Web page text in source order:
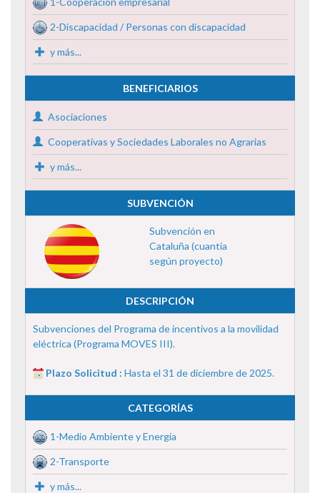
2-Discapacidad / Personas con discapacidad
y más...
BENEFICIARIOS
Asociaciones
Cooperativas y Sociedades Laborales no Agrarias
y más...
SUBVENCIÓN
Subvención en
Cataluña (cuantía
según proyecto)
DESCRIPCIÓN
Subvenciones del Programa de incentivos a la movilidad
eléctrica (Programa MOVES III).
Plazo Solicitud : Hasta el 31 de diciembre de 2025.
CATEGORÍAS
1-Medio Ambiente y Energía
2-Transporte
y más...